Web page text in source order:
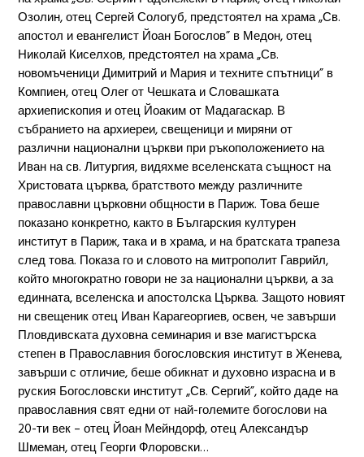
Озолин, отец Сергeй Сологуб, предстоятел на храма „Св.
апостол и евангелист Йоан Богослов” в Медон, отец
Николай Киселхов, предстоятел на храма „Св.
новомъченици Димитрий и Мария и техните спътници” в
Компиен, отец Олег от Чешката и Словашката
архиепископия и отец Йоаким от Мадагаскар. В
събранието на архиереи, свещеници и миряни от
различни национални църкви при ръкоположението на
Иван на св. Литургия, видяхме вселенската същност на
Христовата църква, братството между различните
православни църковни общности в Париж. Това беше
показано конкретно, както в Българския културен
институт в Париж, така и в храма, и на братската трапеза
след това. Показа го и словото на митрополит Гаврийл,
който многократно говори не за национални църкви, а за
единната, вселенска и апостолска Църква. Защото новият
ни свещеник отец Иван Карагеоргиев, освен, че завърши
Пловдивската духовна семинария и взе магистърска
степен в Православния богословския институт в Женева,
завърши с отличие, беше обикнат и духовно израсна и в
руския Богословски институт „Св. Сергий”, който даде на
православния свят едни от най-големите богослови на
20-ти век – отец Йоан Мейндорф, отец Александър
Шмеман, отец Георги Флоровски…